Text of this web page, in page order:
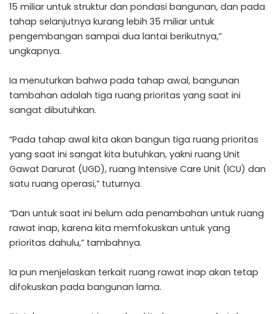
15 miliar untuk struktur dan pondasi bangunan, dan pada
tahap selanjutnya kurang lebih 35 miliar untuk
pengembangan sampai dua lantai berikutnya,”
ungkapnya.
Ia menuturkan bahwa pada tahap awal, bangunan
tambahan adalah tiga ruang prioritas yang saat ini
sangat dibutuhkan.
“Pada tahap awal kita akan bangun tiga ruang prioritas
yang saat ini sangat kita butuhkan, yakni ruang Unit
Gawat Darurat (UGD), ruang Intensive Care Unit (ICU) dan
satu ruang operasi,” tuturnya.
“Dan untuk saat ini belum ada penambahan untuk ruang
rawat inap, karena kita memfokuskan untuk yang
prioritas dahulu,” tambahnya.
Ia pun menjelaskan terkait ruang rawat inap akan tetap
difokuskan pada bangunan lama.